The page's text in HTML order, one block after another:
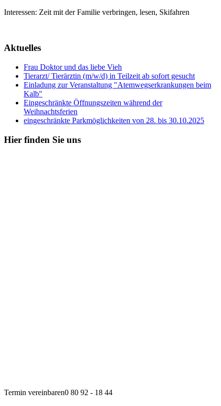
Interessen: Zeit mit der Familie verbringen, lesen, Skifahren
Aktuelles
Frau Doktor und das liebe Vieh
Tierarzt/ Tierärztin (m/w/d) in Teilzeit ab sofort gesucht
Einladung zur Veranstaltung "Atemwegserkrankungen beim
Kalb"
Eingeschränkte Öffnungszeiten während der
Weihnachtsferien
eingeschränkte Parkmöglichkeiten von 28. bis 30.10.2025
Hier finden Sie uns
Termin vereinbaren0 80 92 - 18 44